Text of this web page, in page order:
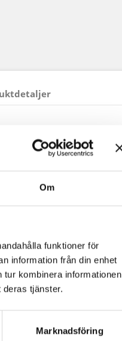
Om
funktioner för
information från din enhet
kombinera informationen
deras tjänster.
Marknadsföring